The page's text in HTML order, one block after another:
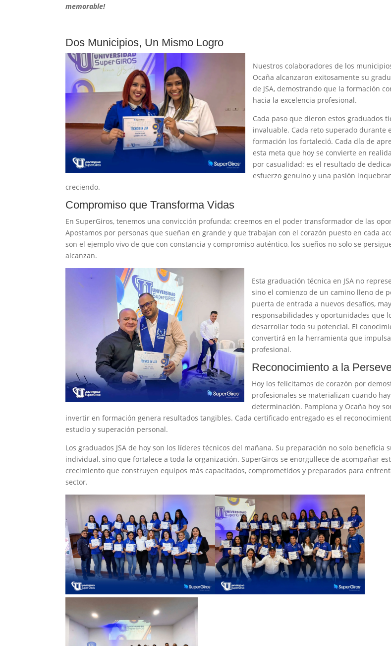
memorable!
Dos Municipios, Un Mismo Logro
Nuestros colaboradores de los
Ocaña alcanzaron exitosamente su
de JSA, demostrando que la formación
hacia la excelencia profesional.
Cada paso que dieron estos graduados
invaluable. Cada reto superado durante
formación los fortaleció. Cada día de
esta meta que hoy se convierte en
por casualidad: es el resultado de
esfuerzo genuino y una pasión
creciendo.
Compromiso que Transforma Vidas
En SuperGiros, tenemos una convicción profunda: creemos en el poder transformador de las
Apostamos por personas que sueñan en grande y que trabajan con el corazón puesto en cada
son el ejemplo vivo de que con constancia y compromiso auténtico, los sueños no solo se
alcanzan.
Esta graduación técnica en JSA no
sino el comienzo de un camino lleno de
puerta de entrada a nuevos desafíos,
responsabilidades y oportunidades que
desarrollar todo su potencial. El
convertirá en la herramienta que
profesional.
Reconocimiento a la
Hoy los felicitamos de corazón por
profesionales se materializan cuando
determinación. Pamplona y Ocaña hoy
invertir en formación genera resultados tangibles. Cada certificado entregado es el
estudio y superación personal.
Los graduados JSA de hoy son los líderes técnicos del mañana. Su preparación no solo beneficia
individual, sino que fortalece a toda la organización. SuperGiros se enorgullece de acompañar
crecimiento que construyen equipos más capacitados, comprometidos y preparados para
sector.